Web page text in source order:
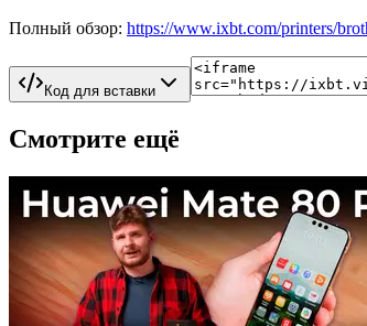
Полный обзор: https://www.ixbt.com/printers/
Код для вставки
Смотрите ещё